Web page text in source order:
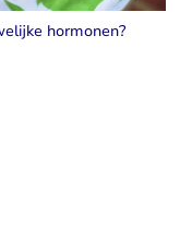
hormonen?